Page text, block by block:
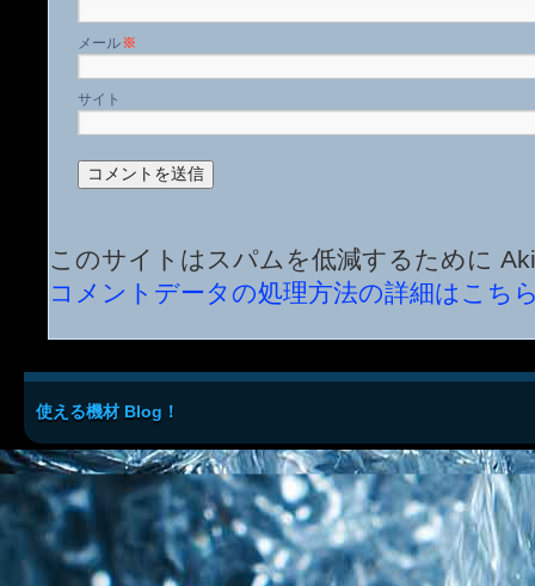
メール※
サイト
このサイトはスパムを低減するために
コメントデータの処理方法の詳細はこち
使える機材 Blog！